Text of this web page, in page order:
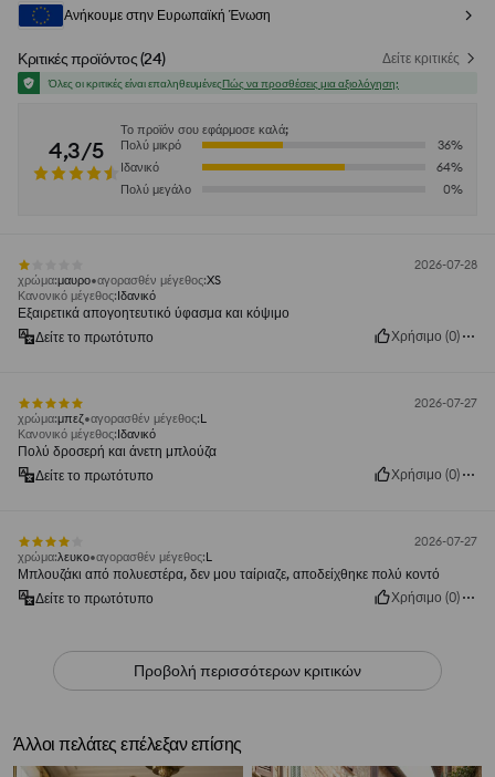
Ανήκουμε στην Ευρωπαϊκή Ένωση
Κριτικές προϊόντος(24) Δείτε κριτικές
Όλες οι κριτικές είναι επαληθευμένεςΠώς να προσθέσεις μια αξιολόγηση;
4,3/5
Το προϊόν σου εφάρμοσε καλά;
Πολύ μικρό
36%
Ιδανικό
64%
Πολύ μεγάλο
0%
2026-07-28
χρώμα:μαυρο αγορασθέν μέγεθος:XS
Κανονικό μέγεθος:Ιδανικό
Εξαιρετικά απογοητευτικό ύφασμα και κόψιμο
Δείτε το πρωτότυπο
Χρήσιμο (0)
2026-07-27
χρώμα:μπεζ αγορασθέν μέγεθος:L
Κανονικό μέγεθος:Ιδανικό
Πολύ δροσερή και άνετη μπλούζα
Δείτε το πρωτότυπο
Χρήσιμο (0)
2026-07-27
χρώμα:λευκο αγορασθέν μέγεθος:L
Μπλουζάκι από πολυεστέρα, δεν μου ταίριαζε, αποδείχθηκε πολύ κοντό
Δείτε το πρωτότυπο
Χρήσιμο (0)
Προβολή περισσότερων κριτικών
Άλλοι πελάτες επέλεξαν επίσης